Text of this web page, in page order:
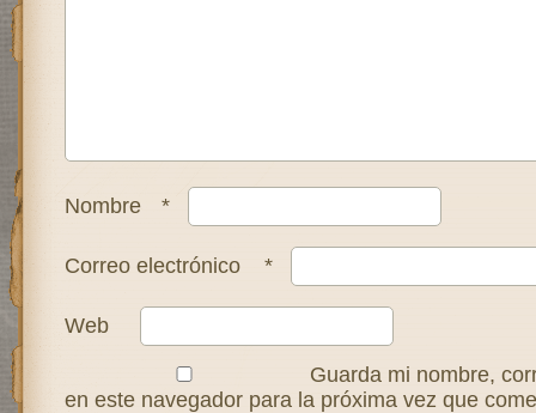
Nombre *
Correo electrónico *
Web
Guarda mi nombre,
en este navegador para la próxima vez que